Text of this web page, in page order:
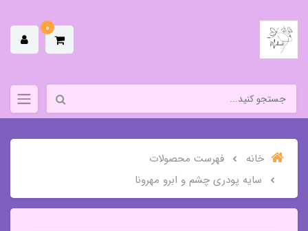
0
خانه
فهرست محصولات
سایه پودری چشم و ابرو مهرونا